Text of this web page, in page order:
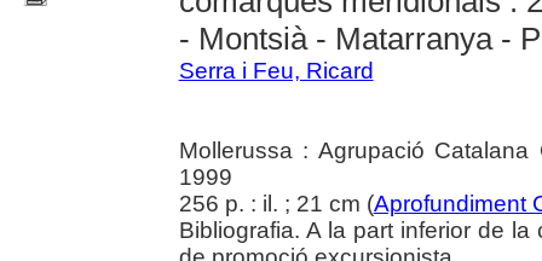
- Montsià - Matarranya -
Serra i Feu, Ricard
Mollerussa : Agrupació
1999
256 p. : il. ; 21 cm (Aprofundiment
Bibliografia. A la part inferior de